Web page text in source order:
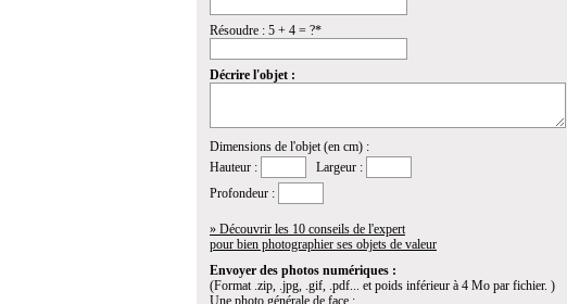
Résoudre : 5 + 4 = ?*
Décrire l'objet :
Dimensions de l'objet (en cm) :
Hauteur :
Largeur :
Profondeur :
» Découvrir les 10 conseils de l'expert
pour bien photographier ses objets de valeur
Envoyer des photos numériques :
(Format .zip, .jpg, .gif, .pdf... et poids inférieur à 4 Mo par fichier. )
Une photo générale de face :